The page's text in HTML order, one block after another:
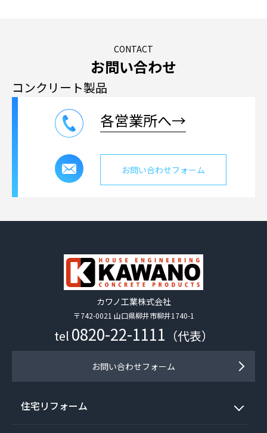
CONTACT
お問い合わせ
コンクリート製品
各営業所へ→
お問い合わせフォーム
カワノ工業株式会社
〒742-0021 山口県柳井市柳井1740-1
tel 0820-22-1111 （代表）
お問い合わせフォーム
住宅リフォーム